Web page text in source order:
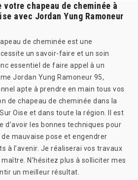
chapeau de cheminée à
avec Jordan Yung Ramoneur
de cheminée est une
un savoir-faire et un soin
essentiel de faire appel à un
Jordan Yung Ramoneur 95,
apte à prendre en main tous vos
de chapeau de cheminée dans la
Oise et dans toute la région. Il est
d’avoir les bonnes techniques pour
mauvaise pose et engendrer
à l’avenir. Je réaliserai vos travaux
N’hésitez plus à solliciter mes
un meilleur résultat.